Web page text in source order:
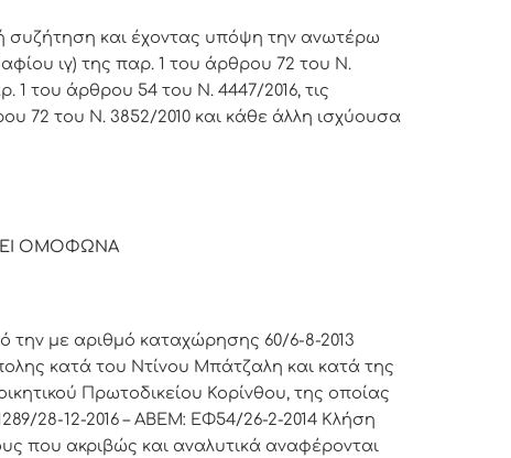
συζήτηση και έχοντας υπόψη την ανωτέρω
ιγ) της παρ. 1 του άρθρου 72 του Ν.
1 του άρθρου 54 του Ν. 4447/2016, τις
72 του Ν. 3852/2010 και κάθε άλλη ισχύουσα
ΟΜΟΦΩΝΑ
την με αριθμό καταχώρησης 60/6-8-2013
κατά του Ντίνου Μπάτζαλη και κατά της
Πρωτοδικείου Κορίνθου, της οποίας
28-12-2016 – ΑΒΕΜ: ΕΦ54/26-2-2014 Κλήση
που ακριβώς και αναλυτικά αναφέρονται